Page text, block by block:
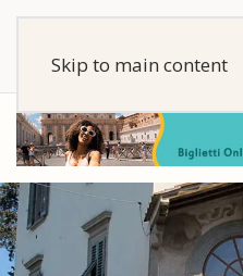
Skip to main content